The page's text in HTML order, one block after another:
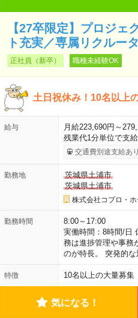
【27卒限定】プロジ
ト充実／専属リクルー
正社員（新卒） 職種未経験OK
土日祝休み！10名以上
給与
月給223,690円～
残業代1分単位で支
交通費別途支給あり
勤務地
茨城県土浦市
茨城県土浦市
株式会社コプロ・
勤務時間
8:00～17:00
実働時間：8時間/日
務は進捗管理や事務
のが特長。 突発的
特徴 10名以上の大量募集
気になる！